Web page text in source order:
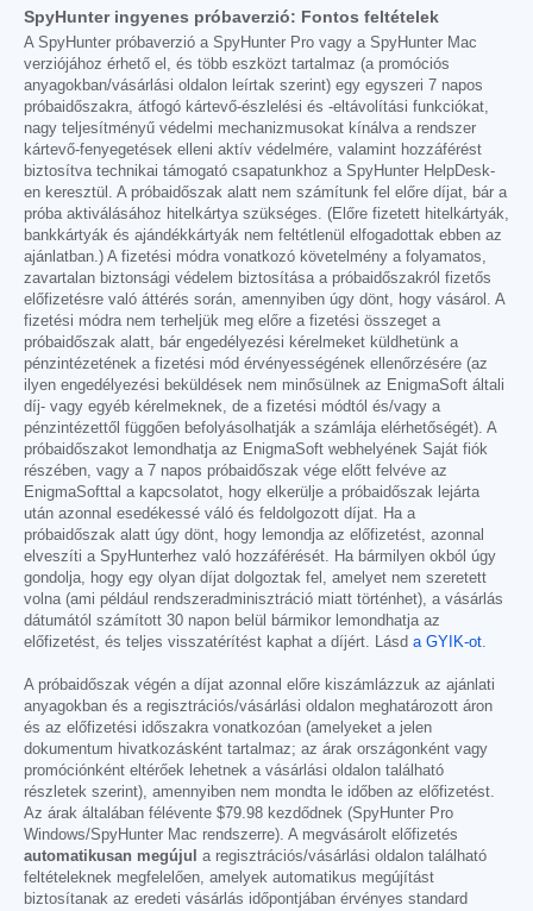
SpyHunter ingyenes próbaverzió: Fontos feltételek
A SpyHunter próbaverzió a SpyHunter Pro vagy a SpyHunter Mac
verziójához érhető el, és több eszközt tartalmaz (a promóciós
anyagokban/vásárlási oldalon leírtak szerint) egy egyszeri 7 napos
próbaidőszakra, átfogó kártevő-észlelési és -eltávolítási funkciókat,
nagy teljesítményű védelmi mechanizmusokat kínálva a rendszer
kártevő-fenyegetések elleni aktív védelmére, valamint hozzáférést
biztosítva technikai támogató csapatunkhoz a SpyHunter HelpDesk-
en keresztül. A próbaidőszak alatt nem számítunk fel előre díjat, bár a
próba aktiválásához hitelkártya szükséges. (Előre fizetett hitelkártyák,
bankkártyák és ajándékkártyák nem feltétlenül elfogadottak ebben az
ajánlatban.) A fizetési módra vonatkozó követelmény a folyamatos,
zavartalan biztonsági védelem biztosítása a próbaidőszakról fizetős
előfizetésre való áttérés során, amennyiben úgy dönt, hogy vásárol. A
fizetési módra nem terheljük meg előre a fizetési összeget a
próbaidőszak alatt, bár engedélyezési kérelmeket küldhetünk a
pénzintézetének a fizetési mód érvényességének ellenőrzésére (az
ilyen engedélyezési beküldések nem minősülnek az EnigmaSoft általi
díj- vagy egyéb kérelmeknek, de a fizetési módtól és/vagy a
pénzintézettől függően befolyásolhatják a számlája elérhetőségét). A
próbaidőszakot lemondhatja az EnigmaSoft webhelyének Saját fiók
részében, vagy a 7 napos próbaidőszak vége előtt felvéve az
EnigmaSofttal a kapcsolatot, hogy elkerülje a próbaidőszak lejárta
után azonnal esedékessé váló és feldolgozott díjat. Ha a
próbaidőszak alatt úgy dönt, hogy lemondja az előfizetést, azonnal
elveszíti a SpyHunterhez való hozzáférését. Ha bármilyen okból úgy
gondolja, hogy egy olyan díjat dolgoztak fel, amelyet nem szeretett
volna (ami például rendszeradminisztráció miatt történhet), a vásárlás
dátumától számított 30 napon belül bármikor lemondhatja az
előfizetést, és teljes visszatérítést kaphat a díjért. Lásd a GYIK-ot.
A próbaidőszak végén a díjat azonnal előre kiszámlázzuk az ajánlati
anyagokban és a regisztrációs/vásárlási oldalon meghatározott áron
és az előfizetési időszakra vonatkozóan (amelyeket a jelen
dokumentum hivatkozásként tartalmaz; az árak országonként vagy
promóciónként eltérőek lehetnek a vásárlási oldalon található
részletek szerint), amennyiben nem mondta le időben az előfizetést.
Az árak általában félévente $79.98 kezdődnek (SpyHunter Pro
Windows/SpyHunter Mac rendszerre). A megvásárolt előfizetés
automatikusan megújul
a regisztrációs/vásárlási oldalon található
feltételeknek megfelelően, amelyek automatikus megújítást
biztosítanak az eredeti vásárlás időpontjában érvényes standard